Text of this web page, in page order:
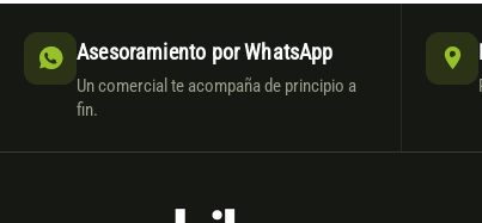
Asesoramiento por WhatsApp
Un comercial te acompaña de principio a
fin.